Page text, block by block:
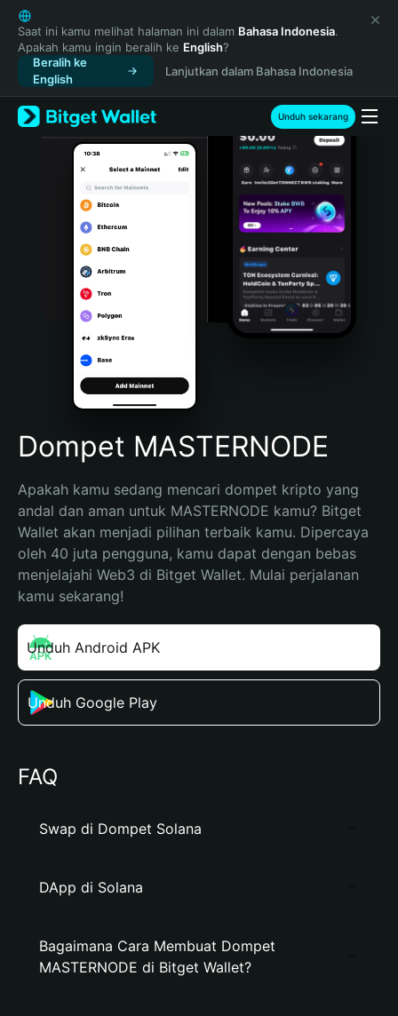
English
日本語
Tiếng Việt
Русский
Español (Latinoamérica)
Türkçe
Italiano
Português (Portugal)
Bahasa Indonesia
Português (Brasil)
Español (Argentina)
Saat ini kamu melihat halaman ini dalam Bahasa Indonesia.
Apakah kamu ingin beralih ke English?
Beralih ke
English
Lanjutkan dalam Bahasa Indonesia
Unduh sekarang
Dompet MASTERNODE
Apakah kamu sedang mencari dompet kripto yang
andal dan aman untuk MASTERNODE kamu? Bitget
Wallet akan menjadi pilihan terbaik kamu. Dipercaya
oleh 40 juta pengguna, kamu dapat dengan bebas
menjelajahi Web3 di Bitget Wallet. Mulai perjalanan
kamu sekarang!
Unduh Android APK
Unduh Google Play
FAQ
Swap di Dompet Solana
DApp di Solana
Bagaimana Cara Membuat Dompet
MASTERNODE di Bitget Wallet?